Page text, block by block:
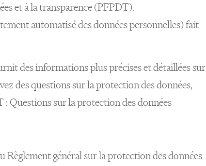
et à la transparence (PFPDT).
automatisé des données personnelles) fait
des informations plus précises et détaillées sur
des questions sur la protection des données,
: Questions sur la protection des données
Règlement général sur la protection des données